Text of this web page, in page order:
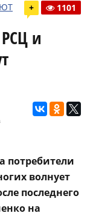
+ 1101
и
потребите­ли
вол­нует
по­следнего
на